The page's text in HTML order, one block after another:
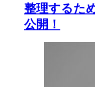
整理するた
公開！